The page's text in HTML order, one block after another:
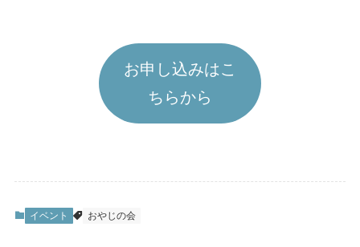
お申し込みはこ
ちらから
イベント おやじの会